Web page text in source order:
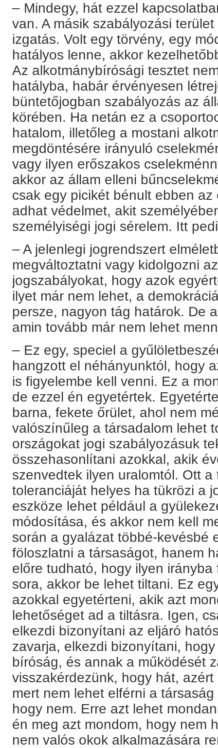
– Mindegy, hát ezzel
van. A másik szabályozási
izgatás. Volt egy törvény, egy
hatályos lenne, akkor
Az alkotmánybírósági tesztet
hatályba, habár érvényesen
büntetőjogban szabályozás az
körében. Ha netán ez a
hatalom, illetőleg a mostani
megdöntésére irányuló
vagy ilyen erőszakos
akkor az állam elleni
csak egy picikét bénult ebben
adhat védelmet, akit
személyiségi jogi sérelem. Itt
– A jelenlegi jogrendszert
megváltoztatni vagy kidolgozni
jogszabályokat, hogy azok
ilyet már nem lehet, a
persze, nagyon tág határok. De
amin tovább már nem lehet
– Ez egy, speciel a
hangzott el néhányunktól, hogy
is figyelembe kell venni. Ez a
de ezzel én egyetértek.
barna, fekete őrület, ahol nem
valószínűleg a társadalom lehet
országokat jogi szabályozásuk
összehasonlítani azokkal, akik
szenvedtek ilyen uralomtól. Ott
toleranciáját helyes ha tükrözi a
eszköze lehet például a
módosítása, és akkor nem kell
során a gyalázat többé-kevésbé
föloszlatni a társaságot, hanem
előre tudható, hogy ilyen
sora, akkor be lehet tiltani. Ez
azokkal egyetérteni, akik azt
lehetőséget ad a tiltásra. Igen,
elkezdi bizonyítani az eljáró
zavarja, elkezdi bizonyítani,
bíróság, és annak a működését
visszakérdezünk, hogy hát,
mert nem lehet elférni a
hogy nem. Erre azt lehet
én meg azt mondom, hogy nem
nem valós okok alkalmazására